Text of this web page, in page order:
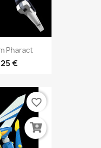
Pharact
€
favorite_border